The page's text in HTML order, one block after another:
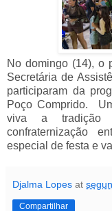
No domingo (14), o
Secretária de
participaram da
Poço Comprido.
viva a tradição
confraternização
especial de festa e
Djalma Lopes at
Compartilhar